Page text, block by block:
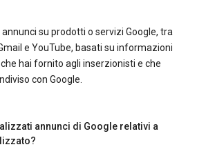
su prodotti o servizi Google, tra
e YouTube, basati su informazioni
hai fornito agli inserzionisti e che
con Google.
annunci di Google relativi a